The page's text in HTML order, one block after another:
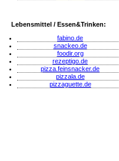
Lebensmittel / Essen&Trinken:
fabino.de
snackeo.de
foodir.org
rezeptigo.de
pizza.feinsnacker.de
pizzala.de
pizzaguette.de